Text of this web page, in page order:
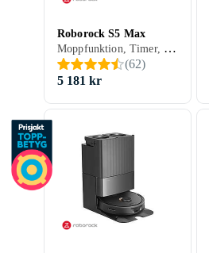
Roborock S5 Max
Moppfunktion, Timer, Schemaläggning, Fjärrkontroll, Trappsensor, Automatisk dockning, Virtuella väggar, Anpassad för husdjur, Appstyrning, Stöder kantrengöring, Automatisk mopptorkning, Dockningsstation, 120 min, Hårda golv, Mattor, 60 dB, Självtömmande
(62)
5 181 kr